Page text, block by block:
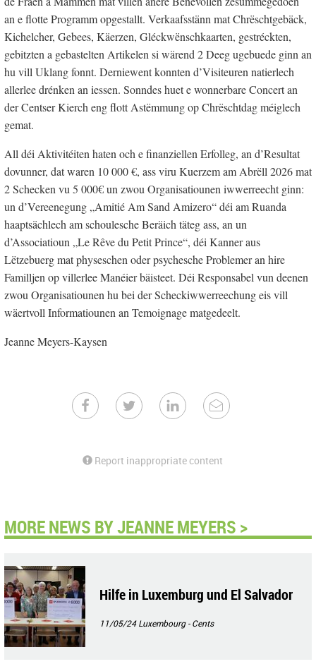
an e flotte Programm opgestallt. Verkaafsstänn mat Chrëschtgebäck,
Kichelcher, Gebees, Käerzen, Gléckwënschkaarten, gestréckten,
gebitzten a gebastelten Artikelen si wärend 2 Deeg ugebuede ginn an
hu vill Uklang fonnt. Derniewent konnten d’Visiteuren natierlech
allerlee drénken an iessen. Sonndes huet e wonnerbare Concert an
der Centser Kierch eng flott Astëmmung op Chrëschtdag méiglech
gemat.
All déi Aktivitéiten haten och e finanziellen Erfolleg, an d’Resultat
dovunner, dat waren 10 000 €, ass viru Kuerzem am Abrëll 2026 mat
2 Schecken vu 5 000€ un zwou Organisatiounen iwwerreecht ginn:
un d’Vereenegung „Amitié Am Sand Amizero“ déi am Ruanda
haaptsächlech am schoulesche Beräich täteg ass, an un
d’Associatioun „Le Rêve du Petit Prince“, déi Kanner aus
Lëtzebuerg mat physeschen oder psychesche Problemer an hire
Familljen op villerlee Manéier bäisteet. Déi Responsabel vun deenen
zwou Organisatiounen hu bei der Scheckiwwerreechung eis vill
wäertvoll Informatiounen an Temoignage matgedeelt.
Jeanne Meyers-Kaysen
Report inappropriate content
MORE NEWS BY JEANNE MEYERS >
Hilfe in Luxemburg und El Salvador
11/05/24Luxembourg - Cents